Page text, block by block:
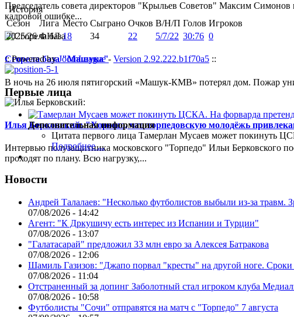
Председатель совета директоров "Крыльев Советов" Максим
кадровой ошибке...
Сгорела база "Машука"
В ночь на 26 июля пятигорский «Машук-КМВ» потерял дом. Пожар
Илья Берковский: "Хорошо, что торпедовскую молодёжь
Интервью полузащитника московского "Торпедо" Ильи Берковского
проходят по плану. Всю нагрузку,...
История
Сезон
Лига Место Сыграно Очков В/Н/П Голов Игроков
2025/26 ФНЛ 18 34 22 5/7/22 30:76 0
:: Powered byJoomLeague- Version 2.92.222.b1f70a5 ::
Первые лица
Дополнительная информация
Цитата первого лица Тамерлан Мусаев может покинуть
Подробнее ...
Новости
Андрей Талалаев: "Несколько футболистов выбыли из-за травм.
07/08/2026 - 14:42
Агент: "К Дркушичу есть интерес из Испании и Турции"
07/08/2026 - 13:07
"Галатасарай" предложил 33 млн евро за Алексея Батракова
07/08/2026 - 12:06
Шамиль Газизов: "Джапо порвал "кресты" на другой ноге. Сроки
07/08/2026 - 11:04
Отстраненный за допинг Заболотный стал игроком клуба
07/08/2026 - 10:58
Футболисты "Сочи" отправятся на матч с "Торпедо" 7 августа